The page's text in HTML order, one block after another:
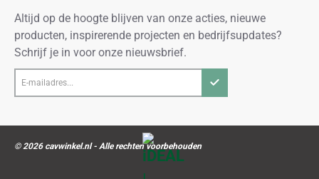
Altijd op de hoogte blijven van onze acties, nieuwe
producten, inspirerende projecten en bedrijfsupdates?
Schrijf je in voor onze nieuwsbrief.
mailadres...
© 2026 cavwinkel.nl - Alle rechten voorbehouden